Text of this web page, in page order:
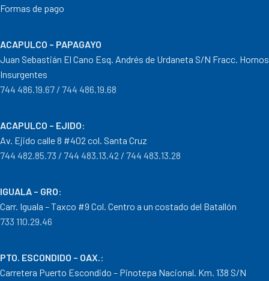
Formas de pago
ACAPULCO – PAPAGAYO
Juan Sebastián El Cano Esq. Andrés de Urdaneta S/N Fracc. Hornos
Insurgentes
744 486.19.67 / 744 486.19.68
ACAPULCO – EJIDO:
Av. Ejido calle 8 #402 col. Santa Cruz
744 482.85.73 / 744 483.13.42 / 744 483.13.28
IGUALA – GRO:
Carr. Iguala – Taxco #9 Col. Centro a un costado del Batallón
733 110.29.46
PTO. ESCONDIDO – OAX.:
Carretera Puerto Escondido – Pinotepa Nacional. Km. 138 S/N